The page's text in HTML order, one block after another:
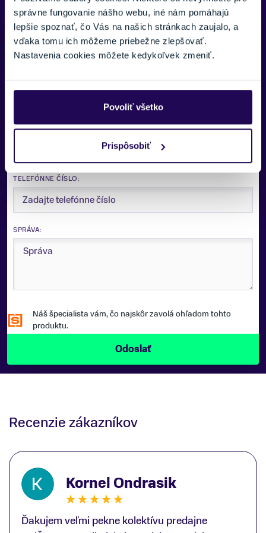
správne fungovanie nášho webu, iné nám pomáhajú
lepšie spoznať, čo Vás na našich stránkach zaujalo, a
vďaka tomu ich môžeme priebežne zlepšovať.
Nastavenia cookies môžete kedykoľvek zmeniť.
Povoliť všetko
Prispôsobiť
Potrebujete viac informácii? Sme tu
pre vás.
E-MAIL:
TELEFÓNNE ČÍSLO:
SPRÁVA:
Náš špecialista vám, čo najskôr zavolá ohľadom tohto
produktu.
Recenzie zákazníkov
Kornel Ondrasik
Ďakujem veľmi pekne kolektívu predajne